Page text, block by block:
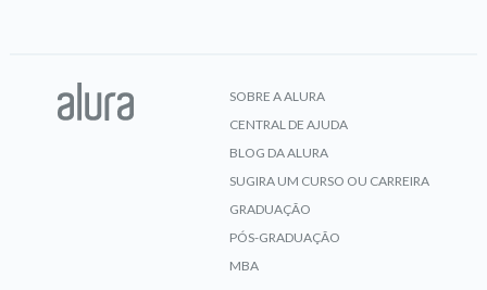
SOBRE A ALURA
CENTRAL DE AJUDA
BLOG DA ALURA
SUGIRA UM CURSO OU CARREIRA
GRADUAÇÃO
PÓS-GRADUAÇÃO
MBA